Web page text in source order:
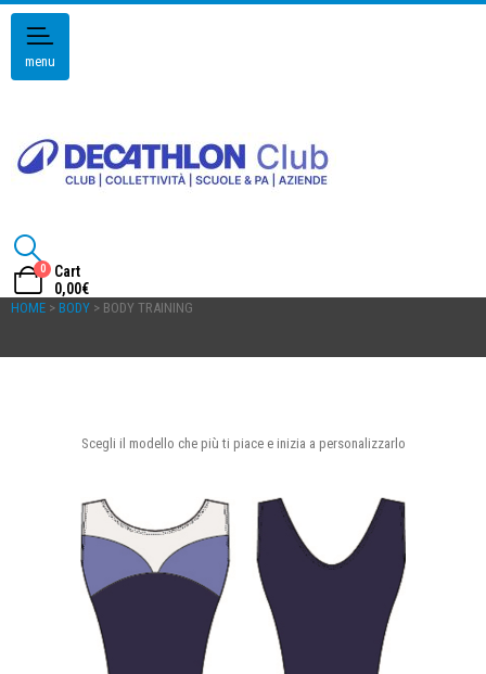
menu
0
Cart
0,00€
HOME > BODY > BODY TRAINING
Scegli il modello che più ti piace e inizia a personalizzarlo